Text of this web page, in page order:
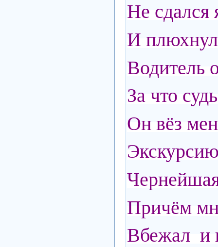
Не сдался
И
Водитель
За что
Он вёз
Причём
Вбежал и